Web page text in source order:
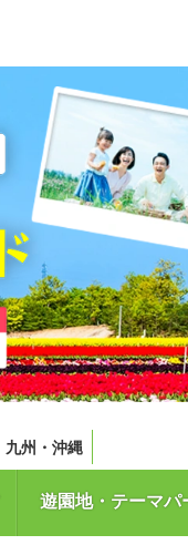
九州・沖縄
遊園地・テーマパ